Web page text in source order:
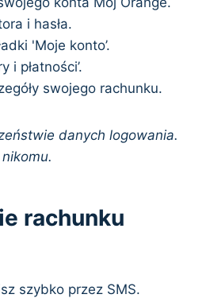
i hasła.
'Moje konto’.
i płatności’.
swojego rachunku.
danych logowania.
rachunku
szybko przez SMS.